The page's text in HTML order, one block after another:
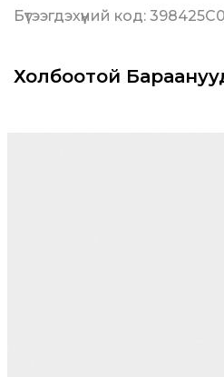
Бүтээгдэхүүний код:
Холбоотой